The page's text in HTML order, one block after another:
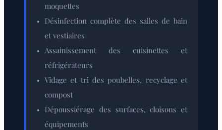
moquettes
Désinfection complète des salles de bain
et vestiaires
Assainissement des cuisinettes et
réfrigérateurs
Vidage et tri des poubelles, recyclage et
compost
Dépoussiérage des surfaces, cloisons et
équipements